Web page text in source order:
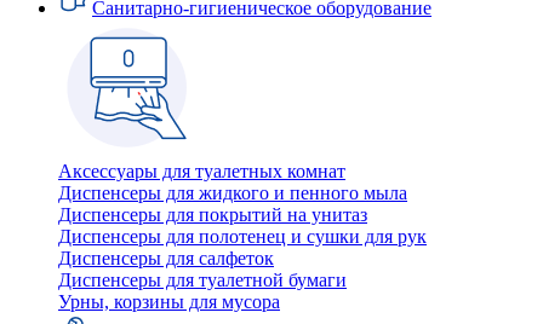
Санитарно-гигиеническое оборудование
Аксессуары для туалетных комнат
Диспенсеры для жидкого и пенного мыла
Диспенсеры для покрытий на унитаз
Диспенсеры для полотенец и сушки для рук
Диспенсеры для салфеток
Диспенсеры для туалетной бумаги
Урны, корзины для мусора